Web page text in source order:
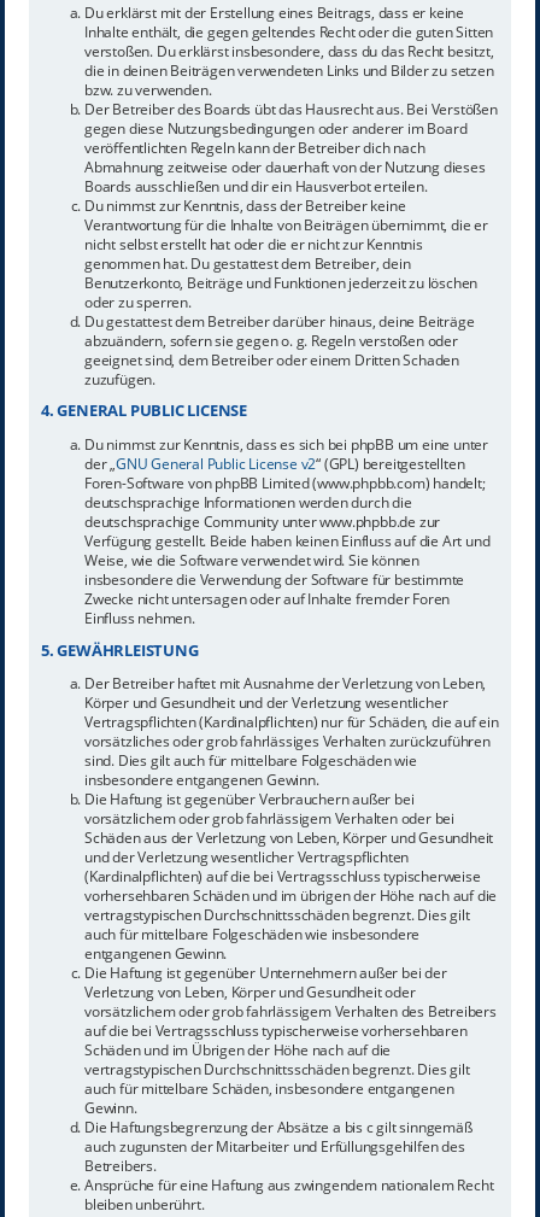
Du erklärst mit der Erstellung eines Beitrags, dass er keine
Inhalte enthält, die gegen geltendes Recht oder die guten Sitten
verstoßen. Du erklärst insbesondere, dass du das Recht besitzt,
die in deinen Beiträgen verwendeten Links und Bilder zu setzen
bzw. zu verwenden.
Der Betreiber des Boards übt das Hausrecht aus. Bei Verstößen
gegen diese Nutzungsbedingungen oder anderer im Board
veröffentlichten Regeln kann der Betreiber dich nach
Abmahnung zeitweise oder dauerhaft von der Nutzung dieses
Boards ausschließen und dir ein Hausverbot erteilen.
Du nimmst zur Kenntnis, dass der Betreiber keine
Verantwortung für die Inhalte von Beiträgen übernimmt, die er
nicht selbst erstellt hat oder die er nicht zur Kenntnis
genommen hat. Du gestattest dem Betreiber, dein
Benutzerkonto, Beiträge und Funktionen jederzeit zu löschen
oder zu sperren.
Du gestattest dem Betreiber darüber hinaus, deine Beiträge
abzuändern, sofern sie gegen o. g. Regeln verstoßen oder
geeignet sind, dem Betreiber oder einem Dritten Schaden
zuzufügen.
4. GENERAL PUBLIC LICENSE
Du nimmst zur Kenntnis, dass es sich bei phpBB um eine unter
der „GNU General Public License v2“ (GPL) bereitgestellten
Foren-Software von phpBB Limited (www.phpbb.com) handelt;
deutschsprachige Informationen werden durch die
deutschsprachige Community unter www.phpbb.de zur
Verfügung gestellt. Beide haben keinen Einfluss auf die Art und
Weise, wie die Software verwendet wird. Sie können
insbesondere die Verwendung der Software für bestimmte
Zwecke nicht untersagen oder auf Inhalte fremder Foren
Einfluss nehmen.
5. GEWÄHRLEISTUNG
Der Betreiber haftet mit Ausnahme der Verletzung von Leben,
Körper und Gesundheit und der Verletzung wesentlicher
Vertragspflichten (Kardinalpflichten) nur für Schäden, die auf ein
vorsätzliches oder grob fahrlässiges Verhalten zurückzuführen
sind. Dies gilt auch für mittelbare Folgeschäden wie
insbesondere entgangenen Gewinn.
Die Haftung ist gegenüber Verbrauchern außer bei
vorsätzlichem oder grob fahrlässigem Verhalten oder bei
Schäden aus der Verletzung von Leben, Körper und Gesundheit
und der Verletzung wesentlicher Vertragspflichten
(Kardinalpflichten) auf die bei Vertragsschluss typischerweise
vorhersehbaren Schäden und im übrigen der Höhe nach auf die
vertragstypischen Durchschnittsschäden begrenzt. Dies gilt
auch für mittelbare Folgeschäden wie insbesondere
entgangenen Gewinn.
Die Haftung ist gegenüber Unternehmern außer bei der
Verletzung von Leben, Körper und Gesundheit oder
vorsätzlichem oder grob fahrlässigem Verhalten des Betreibers
auf die bei Vertragsschluss typischerweise vorhersehbaren
Schäden und im Übrigen der Höhe nach auf die
vertragstypischen Durchschnittsschäden begrenzt. Dies gilt
auch für mittelbare Schäden, insbesondere entgangenen
Gewinn.
Die Haftungsbegrenzung der Absätze a bis c gilt sinngemäß
auch zugunsten der Mitarbeiter und Erfüllungsgehilfen des
Betreibers.
Ansprüche für eine Haftung aus zwingendem nationalem Recht
bleiben unberührt.